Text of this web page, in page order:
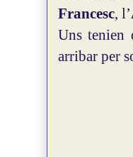
Francesc, l’
Uns tenien
arribar per